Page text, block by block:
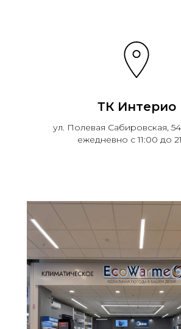
ТК Интерио
ул. Полевая Сабировская,
ежедневно с 11:00 до